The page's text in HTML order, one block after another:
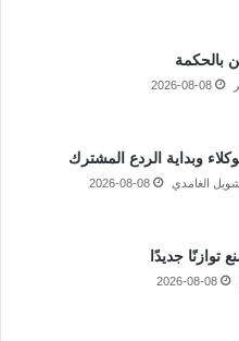
بالحكمة
2026-08-08
وبداية الردع المشترك
الغامدي 2026-08-08
توازنًا جديدًا
2026-08-08